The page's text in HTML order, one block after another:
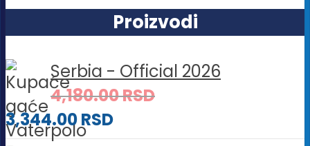
Proizvodi
Serbia - Official 2026
4,180.00RSD
3,344.00RSD